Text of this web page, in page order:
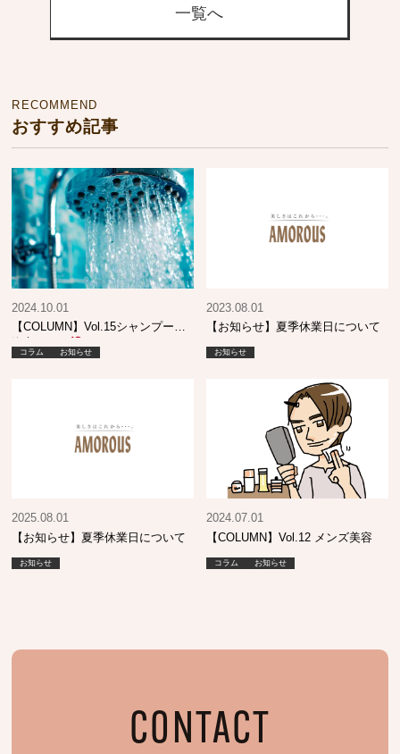
一覧へ
RECOMMEND
おすすめ記事
【COLUMN】Vol.15シャンプーが
2024.10.01
コラム お知らせ
【お知らせ】夏季休業日について
2023.08.01
お知らせ
【お知らせ】夏季休業日について
2025.08.01
お知らせ
【COLUMN】Vol.12 メンズ美容
2024.07.01
コラム お知らせ
CONTACT